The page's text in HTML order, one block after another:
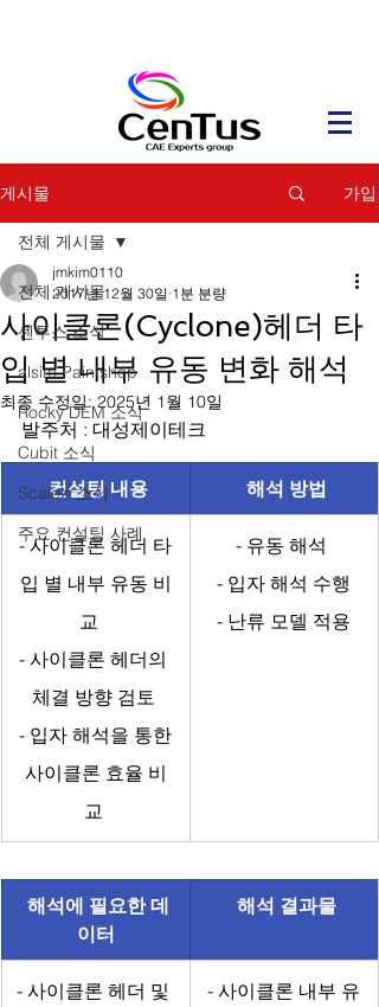
게시물 가입
전체 게시물
센투스 소식
alsim Paintshop
Rocky DEM 소식
Cubit 소식
ScaleX 소식
주요 컨설팅 사례
전체 게시물
사이클론(Cyclone)헤더 타
입 별 내부 유동 변화 해석
jmkim0110
2017년 12월 30일 1분 분량
최종 수정일:2025년 1월 10일
발주처 : 대성제이테크
컨설팅 내용 해석 방법
- 사이클론 헤더 타
입 별 내부 유동 비
교
- 사이클론 헤더의
체결 방향 검토
사이클론 효율 비
교
- 유동 해석
- 입자 해석 수행
- 난류 모델 적용
해석에 필요한 데
이터
해석 결과물
- 사이클론 헤더 및
- 사이클론 내부 유